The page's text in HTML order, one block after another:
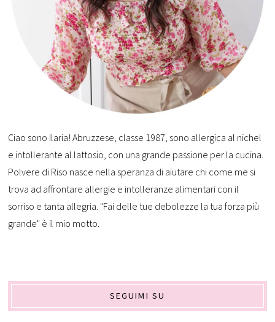
Ciao sono Ilaria! Abruzzese, classe 1987, sono allergica al nichel
e intollerante al lattosio, con una grande passione per la cucina.
Polvere di Riso nasce nella speranza di aiutare chi come me si
trova ad affrontare allergie e intolleranze alimentari con il
sorriso e tanta allegria. "Fai delle tue debolezze la tua forza più
grande" è il mio motto.
SEGUIMI SU